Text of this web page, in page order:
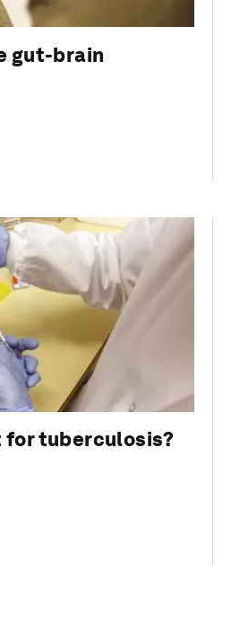
gut-brain
tuberculosis?